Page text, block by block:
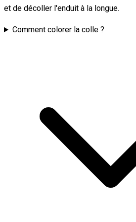
et de décoller l'enduit à la longue.
Comment colorer la colle ?